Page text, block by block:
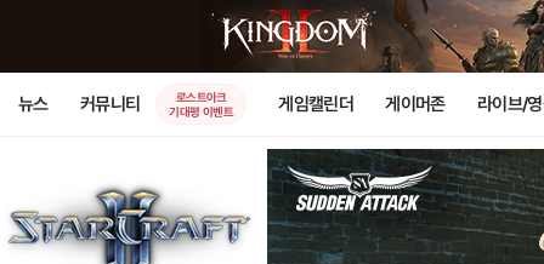
뉴스 커뮤니티
로스트아크
기대평 이벤트
게임캘린더 게이머존 라이브/